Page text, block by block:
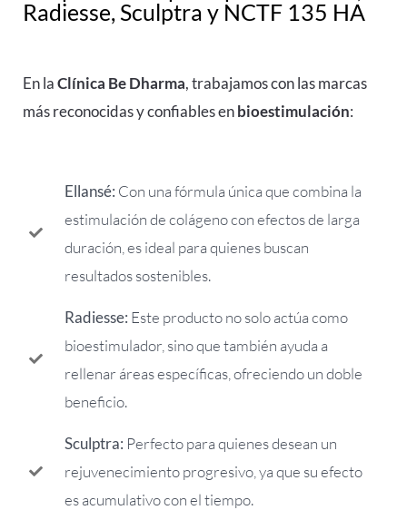
Radiesse, Sculptra y NCTF 135 HA
En laClínica Be Dharma, trabajamos con las marcas
más reconocidas y confiables enbioestimulación:
Ellansé: Con una fórmula única que combina la
estimulación de colágeno con efectos de larga
duración, es ideal para quienes buscan
resultados sostenibles.
Radiesse: Este producto no solo actúa como
bioestimulador, sino que también ayuda a
rellenar áreas específicas, ofreciendo un doble
beneficio.
Sculptra: Perfecto para quienes desean un
rejuvenecimiento progresivo, ya que su efecto
es acumulativo con el tiempo.